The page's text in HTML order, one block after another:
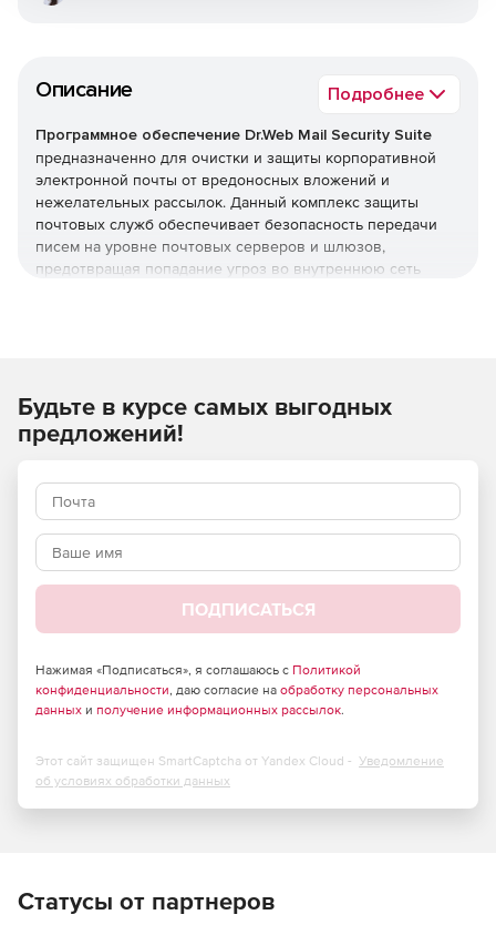
Описание Подробнее
Программное обеспечение Dr.Web Mail Security Suite
предназначенно для очистки и защиты корпоративной
электронной почты от вредоносных вложений и
нежелательных рассылок. Данный комплекс защиты
почтовых служб обеспечивает безопасность передачи
писем на уровне почтовых серверов и шлюзов,
предотвращая попадание угроз во внутреннюю сеть
Преимущества Dr.Web Mail
Security Suite
Возможность использования в организациях,
требующих повышенного уровня безопасности –
продукт полностью отвечает требованиям
сертификатами соответствия ФСТЭК России и ФСБ.
Большие возможности по установке и тонкой
настройке в зависимости от потребностей компании.
Высокая скорость сканирования при минимальной
нагрузке на операционную систему, что позволяет
Встроенный антиспам, не требующий обучения
(действует с момента установки), который
Будьте в курсе самых выгодных
предложений!
ПОДПИСАТЬСЯ
Нажимая «Подписаться», я соглашаюсь с Политикой
конфиденциальности, даю согласие на обработку персональных
данных и получение информационных рассылок.
Этот сайт защищен SmartCaptcha от Yandex Cloud - Уведомление
об условиях обработки данных
Статусы от партнеров